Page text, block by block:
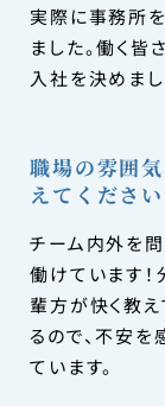
実際に事務所
ました。働く皆
入社を決めまし
職場の雰囲
えてください
チーム内外を
働けています
輩方が快く教え
るので、不安を
ています。